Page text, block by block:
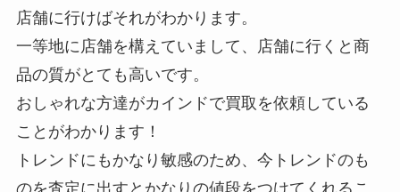
店舗に行けばそれがわかります。
一等地に店舗を構えていまして、店舗に行くと商
品の質がとても高いです。
おしゃれな方達がカインドで買取を依頼している
ことがわかります！
トレンドにもかなり敏感のため、今トレンドのも